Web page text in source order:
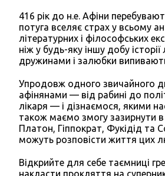
416 рік до н.е. Афіни
потуга вселяє страх у всьому
літературних і філософських
ніж у будь-яку іншу добу
дружинами і залюбки
Упродовж одного звичайного
афінянами — від рабині до
лікаря — і дізнаємося, якими
також маємо змогу зазирнути
Платон, Гіппократ, Фукідід та
можуть розповісти життя цих
Відкрийте для себе таємниці
накласти прокляття на